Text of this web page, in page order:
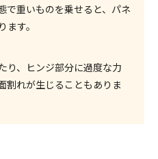
で重いものを乗せると、パネ
す。
り、ヒンジ部分に過度な力
割れが生じることもありま